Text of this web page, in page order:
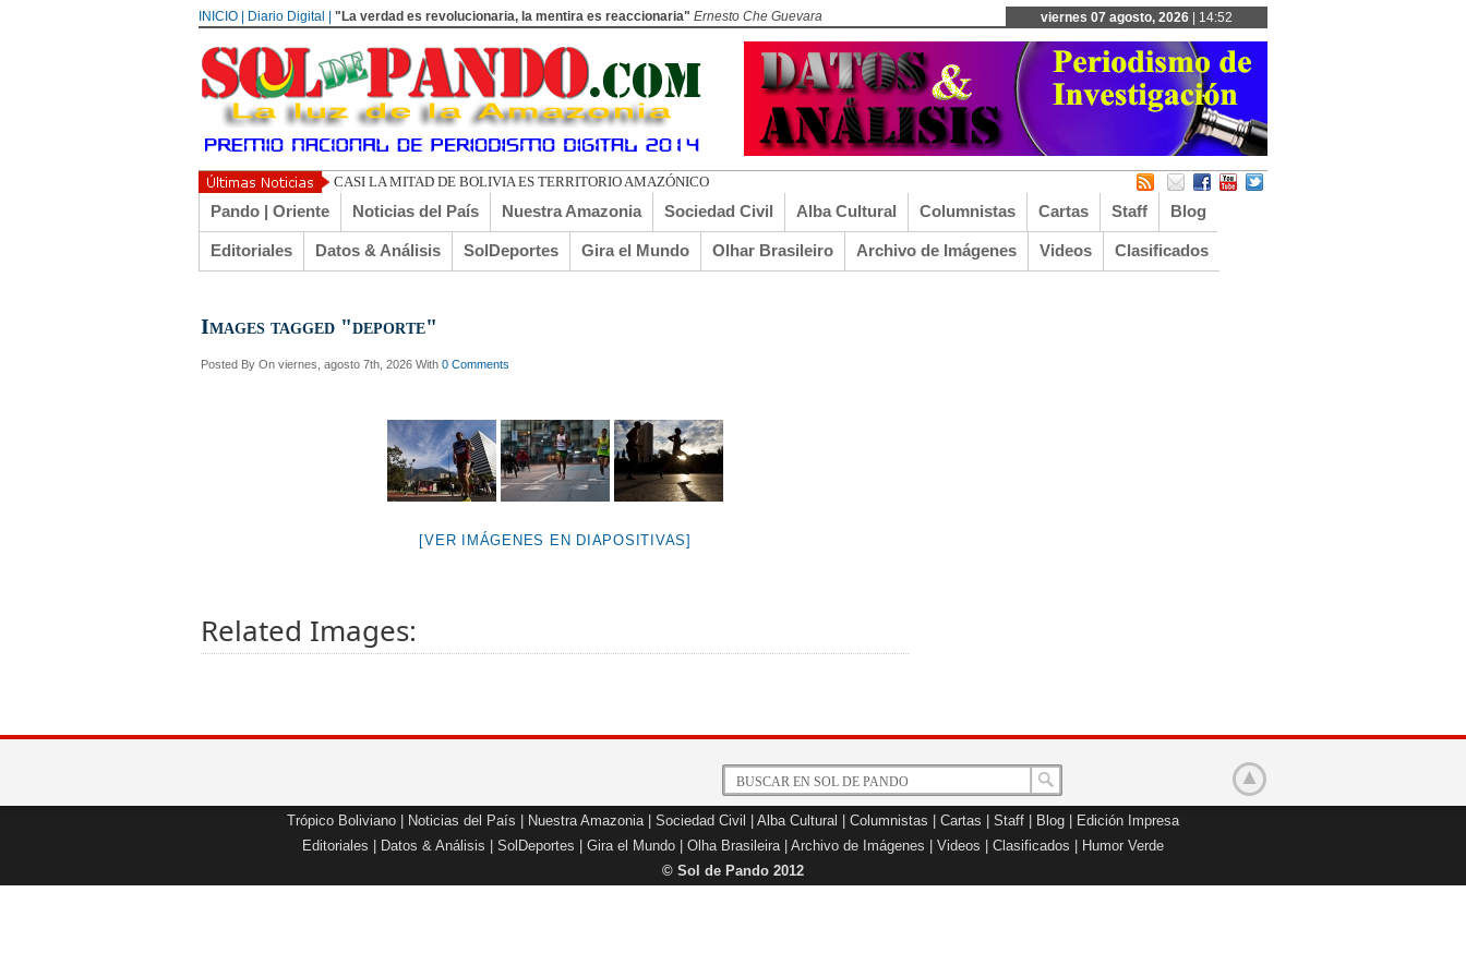
INICIO | Diario Digital | "La verdad es revolucionaria, la mentira es reaccionaria" Ernesto Che Guevara viernes 07 agosto, 2026 | 14:52
CASI LA MITAD DE BOLIVIA ES TERRITORIO AMAZÓNICO
Pando | Oriente Noticias del País Nuestra Amazonia Sociedad Civil Alba Cultural Columnistas Cartas Staff Blog
Editoriales Datos & Análisis SolDeportes Gira el Mundo Olhar Brasileiro Archivo de Imágenes Videos Clasificados
Images tagged "deporte"
Posted By On viernes, agosto 7th, 2026 With 0 Comments
[VER IMÁGENES EN DIAPOSITIVAS]
Related Images:
Trópico Boliviano Noticias del País Nuestra Amazonia| Sociedad Civil Alba Cultural Columnistas Cartas Staff Blog
Edición Impresa
Editoriales
Datos & Análisis SolDeportes Gira el Mundo Olha Brasileira| Archivo de Imágenes Videos Clasificados
Humor Verde
© Sol de Pando 2012